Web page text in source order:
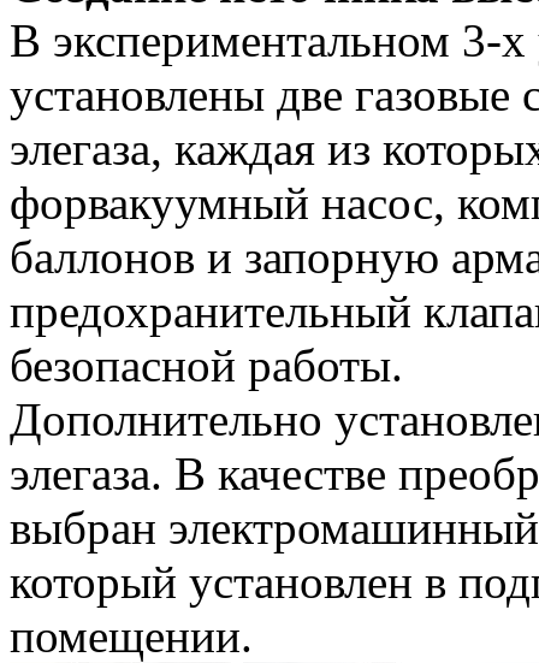
В экспериментальном 3-
установлены две газовые
элегаза, каждая из
форвакуумный насос,
баллонов и запорную
предохранительный
безопасной работы.
Дополнительно
элегаза. В качестве
выбран
который установлен в
помещении.